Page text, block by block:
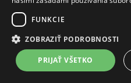
© 2015. All rights reserved.
FUNKCIE
ZOBRAZIŤ PODROBNOSTI
PRIJAŤ VŠETKO